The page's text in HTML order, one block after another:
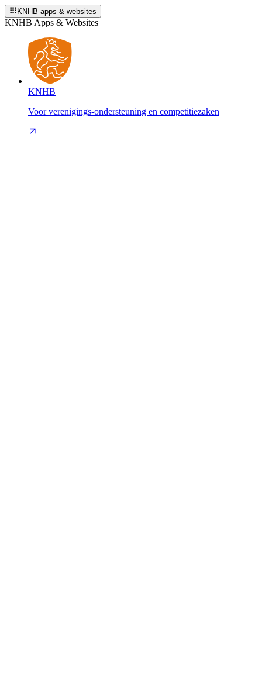
KNHB apps & websites
KNHB Apps & Websites
KNHB
Voor verenigings-ondersteuning en competitiezaken